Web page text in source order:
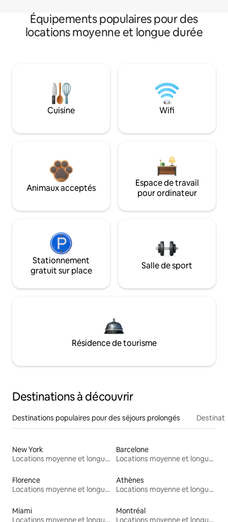
Équipements populaires pour des
locations moyenne et longue durée
Cuisine Wifi
Animaux acceptés
Espace de travail
pour ordinateur
Stationnement
gratuit sur place
Salle de sport
Résidence de tourisme
Destinations à découvrir
Destinations populaires pour des séjours prolongés
New York
Locations moyenne et longue durée
Barcelone
Locations moyenne et longue durée
Florence
Locations moyenne et longue durée
Athènes
Locations moyenne et longue durée
Miami
Locations moyenne et longue durée
Montréal
Locations moyenne et longue durée